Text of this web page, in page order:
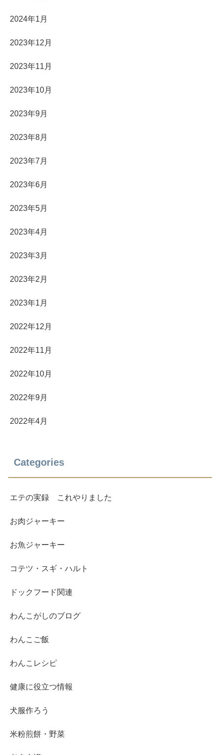
2024年1月
2023年12月
2023年11月
2023年10月
2023年9月
2023年8月
2023年7月
2023年6月
2023年5月
2023年4月
2023年3月
2023年2月
2023年1月
2022年12月
2022年11月
2022年10月
2022年9月
2022年4月
Categories
エテの実録 これやりました
お肉ジャーキー
お魚ジャーキー
コテツ・スギ・ハルト
ドックフード関連
わんこがしのブログ
わんこご飯
わんこレシピ
健康に役立つ情報
犬服作ろう
米粉煎餅・野菜